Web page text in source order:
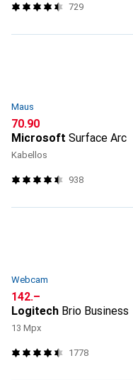
729
Maus
CHF
70.90
Microsoft Surface Arc
Kabellos
938
Webcam
CHF
142.–
Logitech Brio Business
13 Mpx
1778